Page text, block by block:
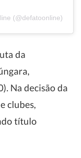
(@defatoonline)
da
Na decisão da
clubes,
título